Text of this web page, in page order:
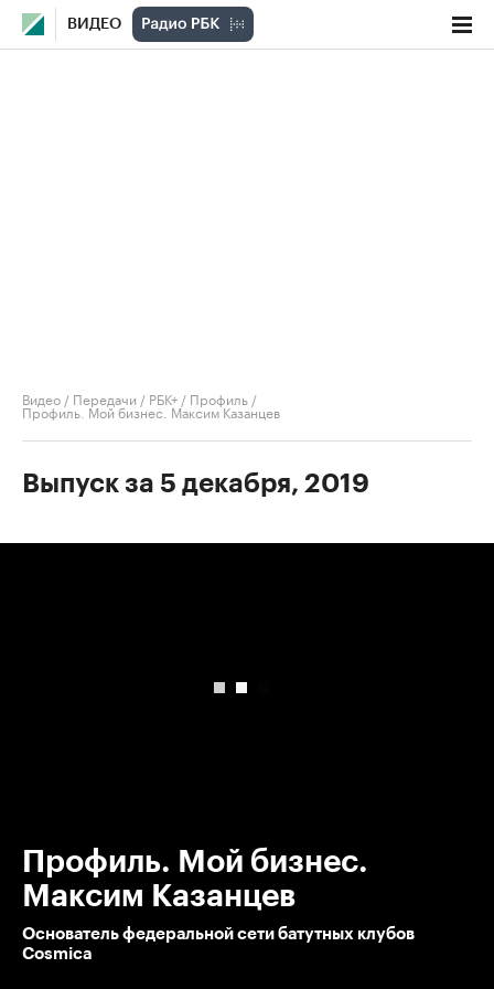
ВИДЕО
Видео / Передачи / РБК+ / Профиль /
Профиль. Мой бизнес. Максим Казанцев
Выпуск за 5 декабря, 2019
Профиль. Мой бизнес.
Максим Казанцев
Основатель федеральной сети батутных клубов
Cosmica